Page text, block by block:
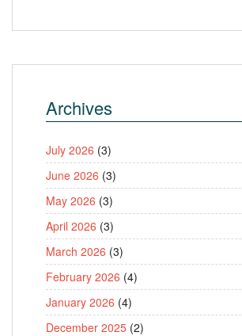
Archives
July 2026 (3)
June 2026 (3)
May 2026 (3)
April 2026 (3)
March 2026 (3)
February 2026 (4)
January 2026 (4)
December 2025 (2)